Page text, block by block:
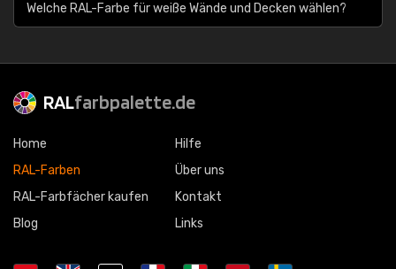
Welche RAL-Farbe für weiße Wände und Decken wählen?
RALfarbpalette.de
Home
RAL-Farben
RAL-Farbfächer kaufen
Blog
Hilfe
Über uns
Kontakt
Links